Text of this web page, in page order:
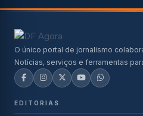
O único portal de jornalismo
Notícias, serviços e ferramentas
EDITORIAS